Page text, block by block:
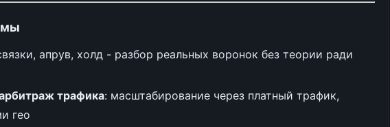
апрув, холд - разбор реальных воронок без теории ради
трафика: масштабирование через платный трафик,
гео